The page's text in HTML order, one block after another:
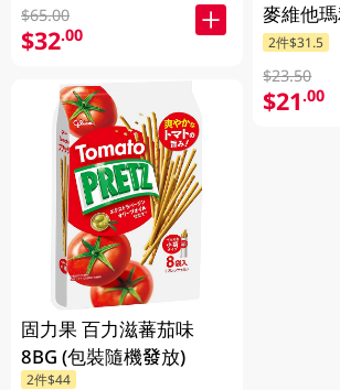
$65.00
$32.00
固力果 百力滋蕃茄味
8BG (包裝隨機發放)
2件$44
麥維他
2件$31.5
$23.50
$21.00